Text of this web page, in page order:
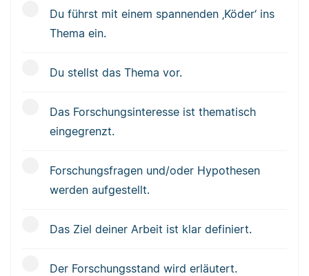
Du führst mit einem spannenden ‚Köder‘ ins
Thema ein.
Du stellst das Thema vor.
Das Forschungsinteresse ist thematisch
eingegrenzt.
Forschungsfragen und/oder Hypothesen
werden aufgestellt.
Das Ziel deiner Arbeit ist klar definiert.
Der Forschungsstand wird erläutert.